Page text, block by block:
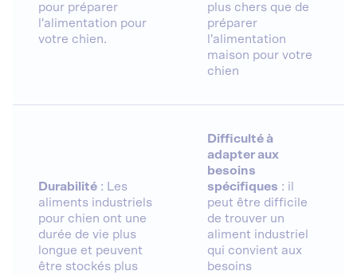
pour préparer
l'alimentation pour
votre chien.
plus chers que de
préparer
l'alimentation
maison pour votre
chien
Durabilité : Les
aliments industriels
pour chien ont une
durée de vie plus
longue et peuvent
être stockés plus
Difficulté à
adapter aux
besoins
spécifiques : il
peut être difficile
de trouver un
aliment industriel
qui convient aux
besoins